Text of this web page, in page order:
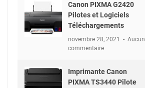
Canon PIXMA G2420
Pilotes et Logiciels
Téléchargements
novembre 28, 2021
Aucun
commentaire
Imprimante Canon
PIXMA TS3440 Pilote